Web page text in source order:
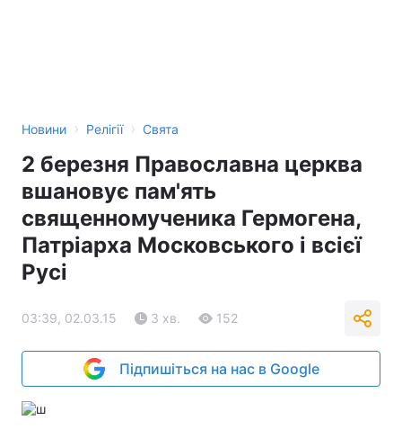
Новини › Релігії › Свята
2 березня Православна церква
вшановує пам'ять
священномученика Гермогена,
Патріарха Московського і всієї
Русі
03:39, 02.03.15 3 хв. 152
Підпишіться на нас в Google